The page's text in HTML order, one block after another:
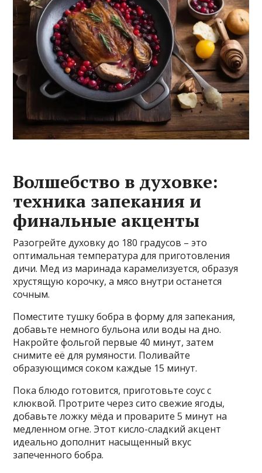
Волшебство в духовке:
техника запекания и
финальные акценты
Разогрейте духовку до 180 градусов – это
оптимальная температура для приготовления
дичи. Мед из маринада карамелизуется, образуя
хрустящую корочку, а мясо внутри останется
сочным.
Поместите тушку бобра в форму для запекания,
добавьте немного бульона или воды на дно.
Накройте фольгой первые 40 минут, затем
снимите её для румяности. Поливайте
образующимся соком каждые 15 минут.
Пока блюдо готовится, приготовьте соус с
клюквой. Протрите через сито свежие ягоды,
добавьте ложку мёда и проварите 5 минут на
медленном огне. Этот кисло-сладкий акцент
идеально дополнит насыщенный вкус
запеченного бобра.